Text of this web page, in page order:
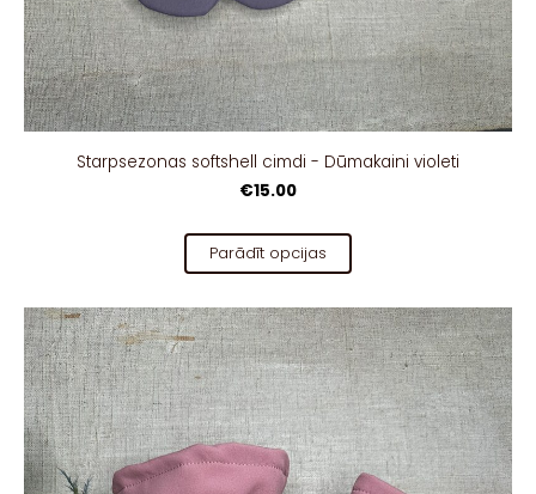
Starpsezonas softshell cimdi - Dūmakaini violeti
€15.00
Parādīt opcijas